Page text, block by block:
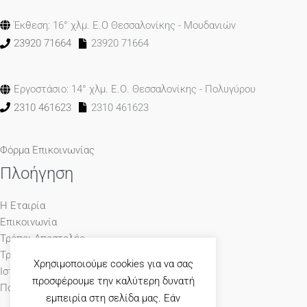
Έκθεση: 16° χλμ. Ε.Ο Θεσσαλονίκης - Μουδανιών
23920 71664
23920 71664
Εργοστάσιο: 14° χλμ. Ε.Ο. Θεσσαλονίκης - Πολυγύρου
2310 461623
2310 461623
Φόρμα Επικοινωνίας
Πλοήγηση
Η Εταιρία
Επικοινωνία
Τρόποι Αποστολής
Τρόποι Πληρωμής
Ιστολόγιο
Πολιτική Απορρήτου
Χρησιμοποιούμε cookies για να σας
προσφέρουμε την καλύτερη δυνατή
εμπειρία στη σελίδα μας. Εάν